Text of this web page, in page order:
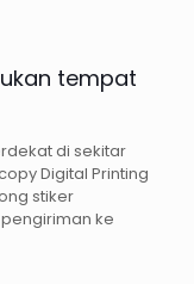
tempat
di sekitar
Digital Printing
stiker
ke